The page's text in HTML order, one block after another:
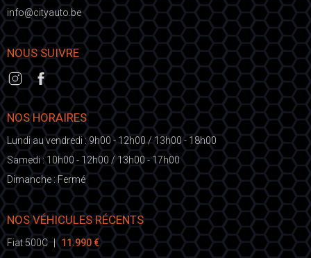
eb.otuayt
ic@o
fni
NOUS SUIVRE
NOS HORAIRES
Lundi au vendredi : 9h00 - 12h00 / 13h00 - 18h00
Samedi : 10h00 - 12h00 / 13h00 - 17h00
Dimanche : Fermé
NOS VÉHICULES RÉCENTS
Fiat 500C | 11.990 €